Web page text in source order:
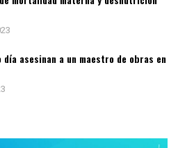
día asesinan a un maestro de obras en